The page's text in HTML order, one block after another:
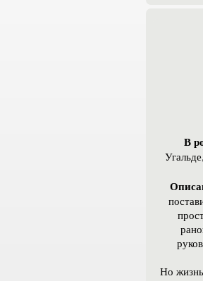
В
Но